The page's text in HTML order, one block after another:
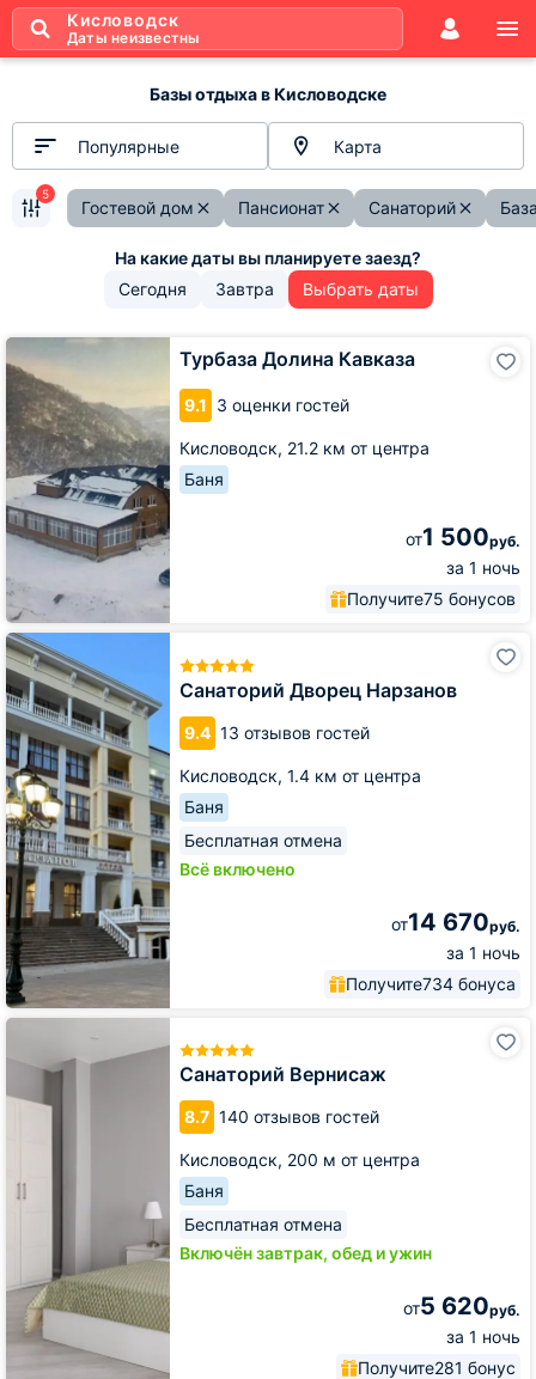
Кисловодск
Даты неизвестны
Базы отдыха в Кисловодске
Популярные Карта
Гостевой дом Пансионат Санаторий
5
Сегодня Завтра Выбрать даты
Турбаза Долина Кавказа
9.1 3 оценки гостей
Кисловодск, 21.2 км от центра
Баня
от1 500руб.
за 1 ночь
Получите75 бонусов
Турбаза
Долина
Кавказа
Санаторий Дворец Нарзанов
9.4 13 отзывов гостей
Кисловодск, 1.4 км от центра
Баня
Бесплатная отмена
Всё включено
от14 670руб.
за 1 ночь
Получите734 бонуса
Санаторий
Дворец
Нарзанов
Санаторий Вернисаж
8.7 140 отзывов гостей
Кисловодск, 200 м от центра
Баня
Бесплатная отмена
Включён завтрак, обед и ужин
от5 620руб.
за 1 ночь
Получите281 бонус
Санаторий